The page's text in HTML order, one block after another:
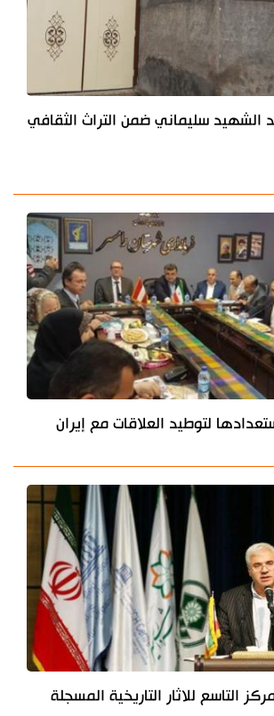
الشهيد سليماني ضمن التراث الثقافي
لتوطيد العلاقات مع إيران
التاسع للاثار التاريخية المسجلة